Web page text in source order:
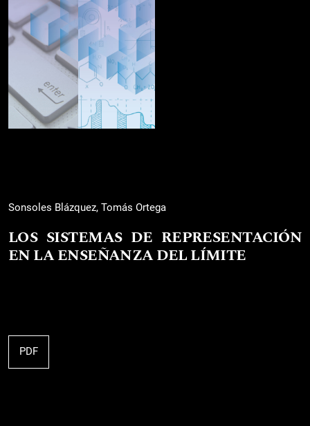
Sonsoles Blázquez, Tomás Ortega
LOS SISTEMAS DE REPRESENTACIÓN
EN LA ENSEÑANZA DEL LÍMITE
PDF